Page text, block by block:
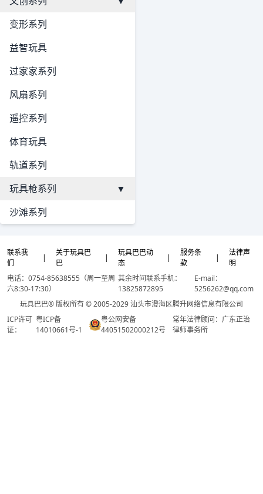
变形系列
益智玩具
过家家系列
风扇系列
遥控系列
体育玩具
轨道系列
玩具枪系列
▼
沙滩系列
联系我
们
|
关于玩具巴
巴
|
玩具巴巴动
态
|
服务条
款
|
法律声
明
电话：0754-85638555（周一至周
六8:30-17:30）
其余时间联系手机：
13825872895
E-mail：
5256262@qq.com
玩具巴巴® 版权所有 © 2005-2029 汕头市澄海区腾升网络信息有限公司
ICP许可
证：
粤ICP备
14010661号-1
粤公网安备
44051502000212号
常年法律顾问：广东正治
律师事务所